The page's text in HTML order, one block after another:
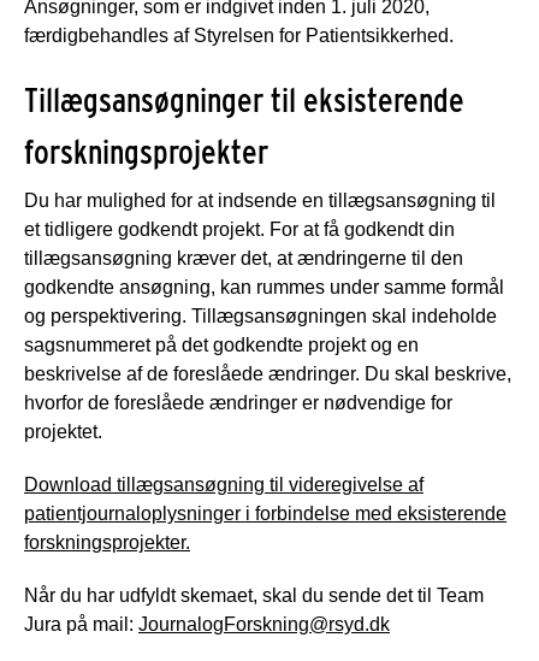
Ansøgninger, som er indgivet inden 1. juli 2020,
færdigbehandles af Styrelsen for Patientsikkerhed.
Tillægsansøgninger til eksisterende
forskningsprojekter
Du har mulighed for at indsende en tillægsansøgning til
et tidligere godkendt projekt. For at få godkendt din
tillægsansøgning kræver det, at ændringerne til den
godkendte ansøgning, kan rummes under samme formål
og perspektivering. Tillægsansøgningen skal indeholde
sagsnummeret på det godkendte projekt og en
beskrivelse af de foreslåede ændringer. Du skal beskrive,
hvorfor de foreslåede ændringer er nødvendige for
projektet.
Download tillægsansøgning til videregivelse af
patientjournaloplysninger i forbindelse med eksisterende
forskningsprojekter.
Når du har udfyldt skemaet, skal du sende det til Team
Jura på mail: JournalogForskning@rsyd.dk